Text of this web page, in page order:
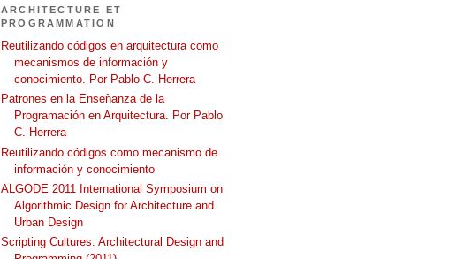
ARCHITECTURE ET
PROGRAMMATION
Reutilizando códigos en arquitectura como
mecanismos de información y
conocimiento. Por Pablo C. Herrera
Patrones en la Enseñanza de la
Programación en Arquitectura. Por Pablo
C. Herrera
Reutilizando códigos como mecanismo de
información y conocimiento
ALGODE 2011 International Symposium on
Algorithmic Design for Architecture and
Urban Design
Scripting Cultures: Architectural Design and